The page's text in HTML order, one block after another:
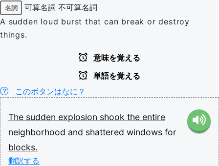
名詞 可算名詞 不可算名詞
A sudden loud burst that can break or destroy
things.
意味を覚える
単語を覚える
このボタンはなに？
The sudden explosion shook the entire
neighborhood and shattered windows for
blocks.
翻訳する